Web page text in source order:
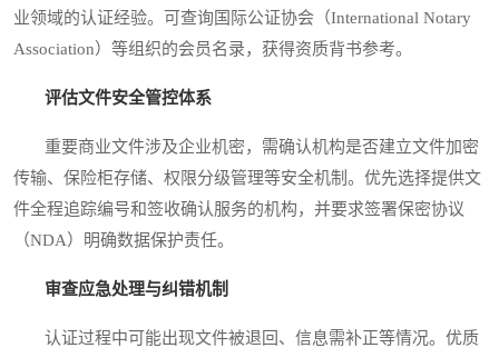
业领域的认证经验。可查询国际公证协会（International Notary
Association）等组织的会员名录，获得资质背书参考。
评估文件安全管控体系
重要商业文件涉及企业机密，需确认机构是否建立文件加密
传输、保险柜存储、权限分级管理等安全机制。优先选择提供文
件全程追踪编号和签收确认服务的机构，并要求签署保密协议
（NDA）明确数据保护责任。
审查应急处理与纠错机制
认证过程中可能出现文件被退回、信息需补正等情况。优质